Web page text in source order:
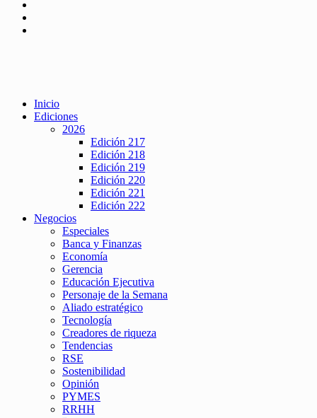
Inicio
Ediciones
2026
Edición 217
Edición 218
Edición 219
Edición 220
Edición 221
Edición 222
Negocios
Especiales
Banca y Finanzas
Economía
Gerencia
Educación Ejecutiva
Personaje de la Semana
Aliado estratégico
Tecnología
Creadores de riqueza
Tendencias
RSE
Sostenibilidad
Opinión
PYMES
RRHH